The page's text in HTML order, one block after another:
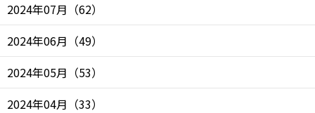
2024年07月 （62）
2024年06月 （49）
2024年05月 （53）
2024年04月 （33）